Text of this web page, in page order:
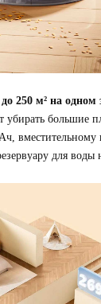
250 м² на одном
убирать большие
вместительному
для воды